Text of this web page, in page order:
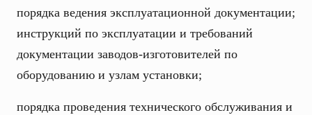
порядка ведения эксплуатационной документации;
инструкций по эксплуатации и требований
документации заводов-изготовителей по
оборудованию и узлам установки;
порядка проведения технического обслуживания и